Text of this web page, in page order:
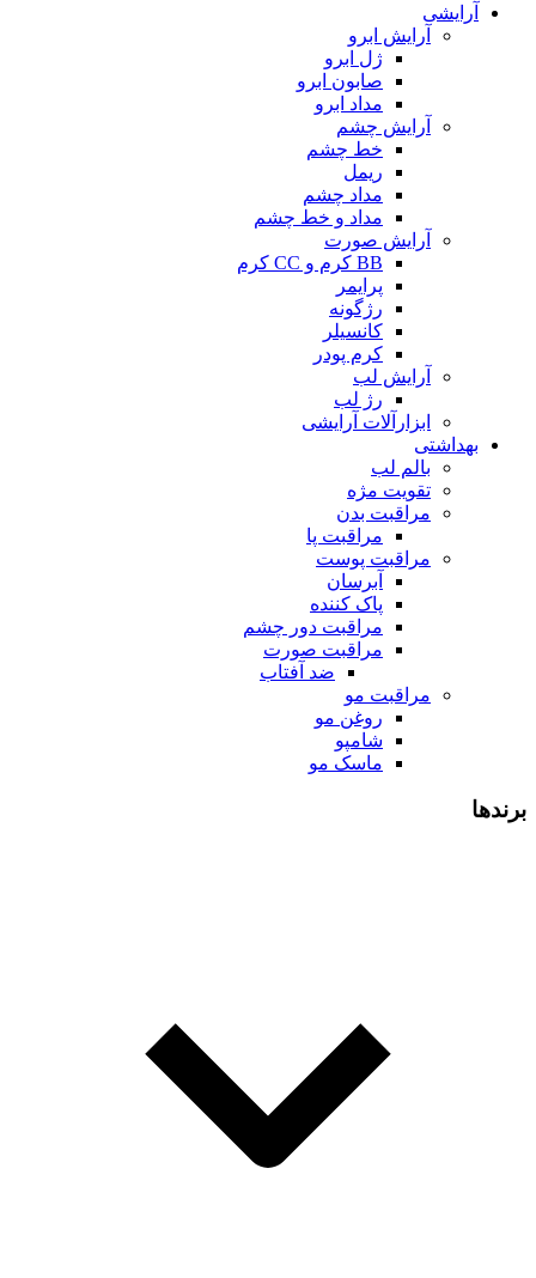
آرایشی
آرایش ابرو
ژل ابرو
صابون ابرو
مداد ابرو
آرایش چشم
خط چشم
ریمل
مداد چشم
مداد و خط چشم
آرایش صورت
BB کرم و CC کرم
پرایمر
رژگونه
کانسیلر
کرم پودر
آرایش لب
رژ لب
ابزارآلات آرایشی
بهداشتی
بالم لب
تقویت مژه
مراقبت بدن
مراقبت پا
مراقبت پوست
آبرسان
پاک کننده
مراقبت دور چشم
مراقبت صورت
ضد آفتاب
مراقبت مو
روغن مو
شامپو
ماسک مو
برندها